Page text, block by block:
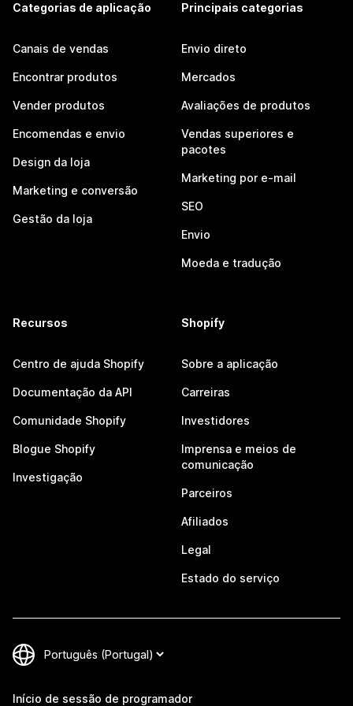
Categorias de aplicação
Canais de vendas
Encontrar produtos
Vender produtos
Encomendas e envio
Design da loja
Marketing e conversão
Gestão da loja
Principais categorias
Envio direto
Mercados
Avaliações de produtos
Vendas superiores e
pacotes
Marketing por e-mail
SEO
Envio
Moeda e tradução
Recursos
Centro de ajuda Shopify
Documentação da API
Comunidade Shopify
Blogue Shopify
Investigação
Shopify
Sobre a aplicação
Carreiras
Investidores
Imprensa e meios de
comunicação
Parceiros
Afiliados
Legal
Estado do serviço
Início de sessão de programador